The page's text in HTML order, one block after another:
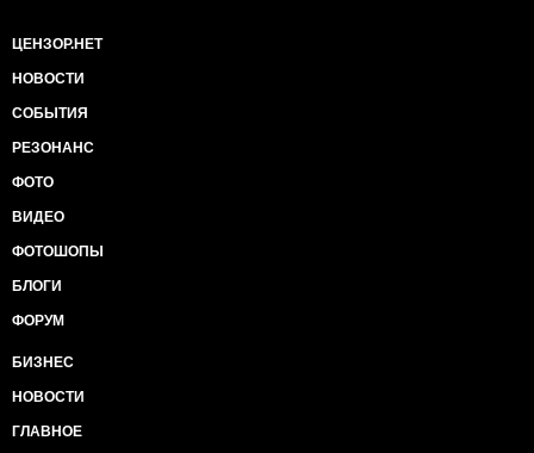
ЦЕНЗОР.НЕТ
НОВОСТИ
СОБЫТИЯ
РЕЗОНАНС
ФОТО
ВИДЕО
ФОТОШОПЫ
БЛОГИ
ФОРУМ
БИЗНЕС
НОВОСТИ
ГЛАВНОЕ